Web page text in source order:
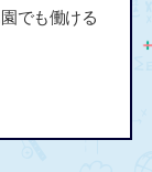
でも働ける